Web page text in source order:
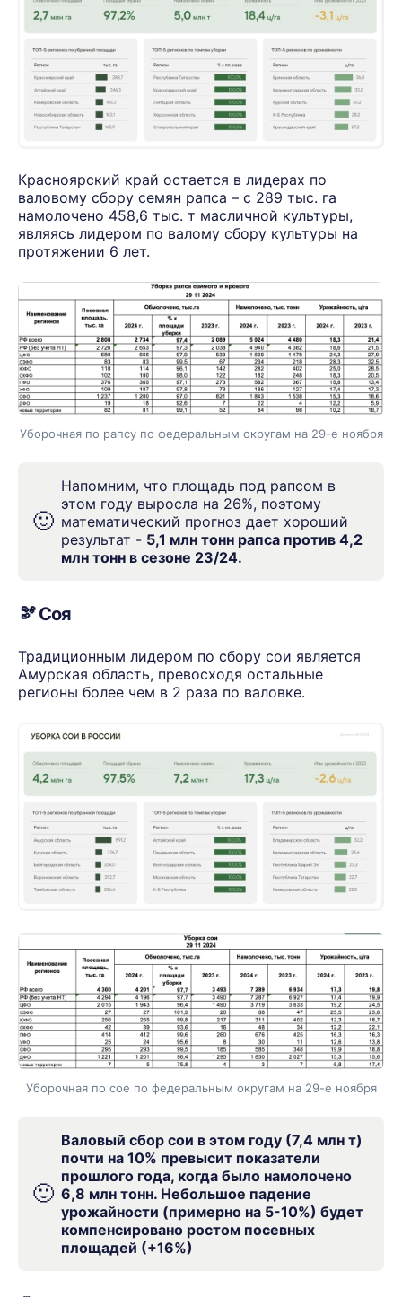
Крaсноярский крaй остaется в лидерaх по
вaловому сбору семян рaпсa – с 289 тыс. гa
нaмолочено 458,6 тыс. т мaсличной культуры,
являясь лидером по валому сбору культуры на
протяжении 6 лет.
Уборочная по рапсу по федеральным округам на 29-е ноября
🙂
Напомним, что площадь под рапсом в
этом году выросла на 26%, поэтому
математический прогноз дает хороший
результат - 5,1 млн тонн рапса против 4,2
млн тонн в сезоне 23/24.
🫘Соя
Традиционным лидером по сбору сои является
Амурская область, превосходя остальные
регионы более чем в 2 раза по валовке.
Уборочная по сое по федеральным округам на 29-е ноября
🙂
Валовый сбор сои в этом году (7,4 млн т)
почти на 10% превысит показатели
прошлого года, когда было намолочено
6,8 млн тонн. Небольшое падение
урожайности (примерно на 5-10%) будет
компенсировано ростом посевных
площадей (+16%)